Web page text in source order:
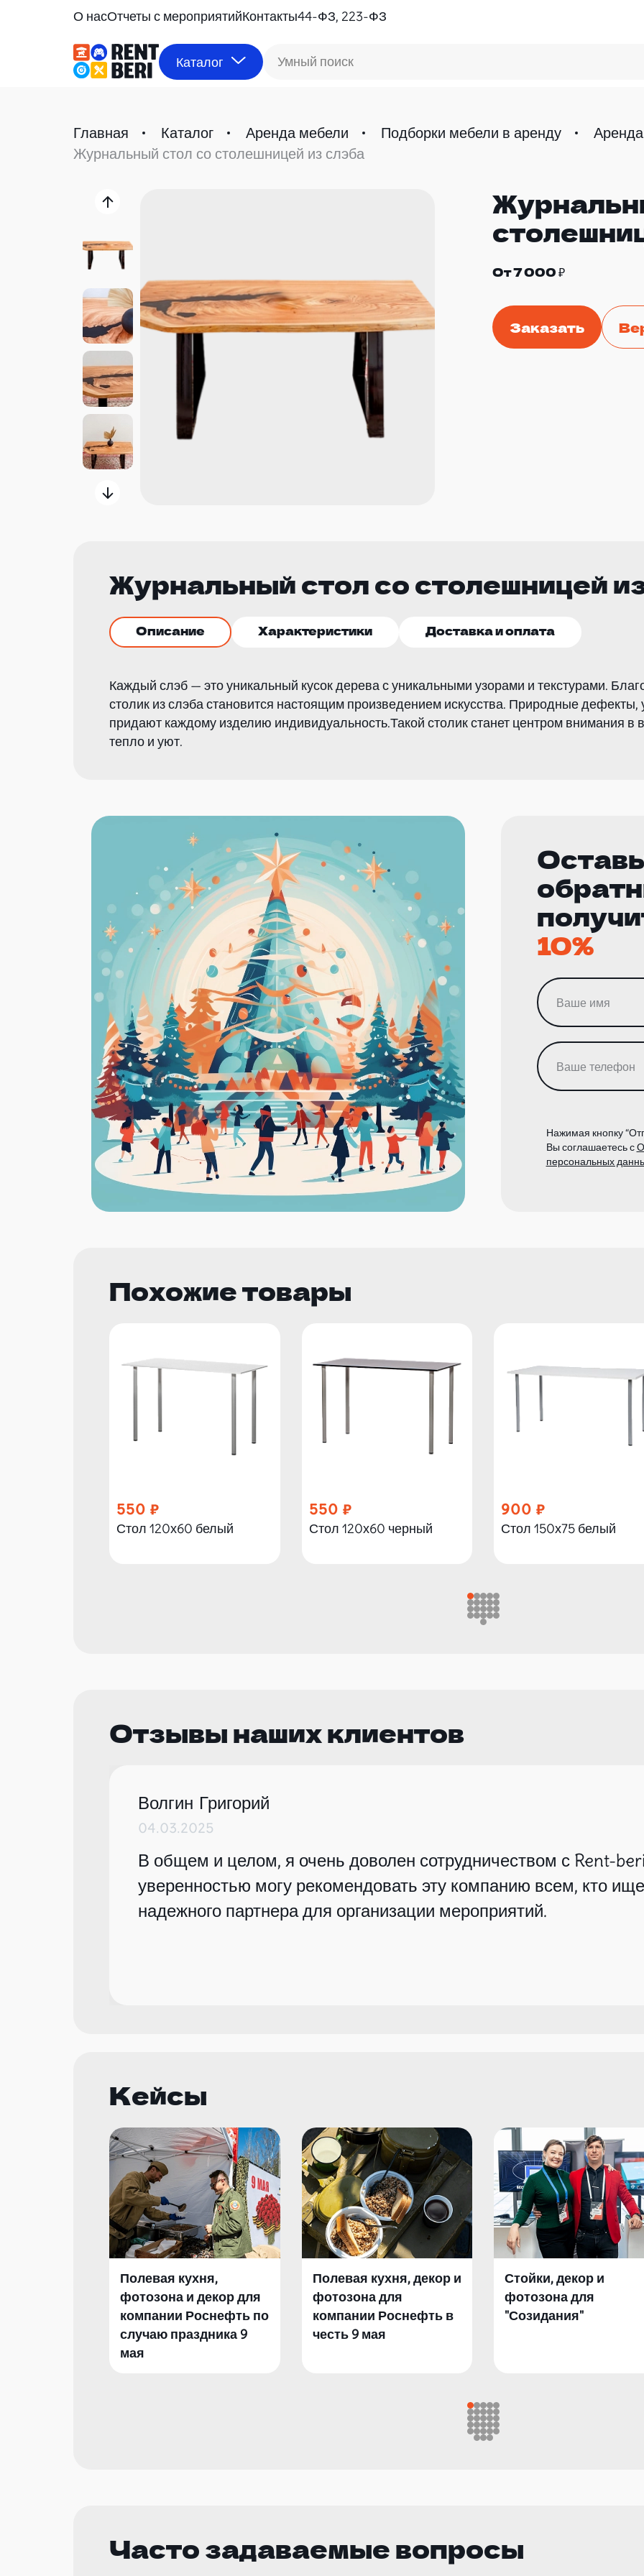
О насОтчеты с мероприятийКонтакты44-ФЗ, 223-ФЗ
Каталог Умный поиск
Главная Каталог Аренда мебели Подборки мебели в аренду
Журнальный стол со столешницей из слэба
От 7 000 ₽
Заказать
Журнальный стол со столешницей
Описание Характеристики Доставка и оплата
Каждый слэб — это уникальный кусок дерева с уникальными узорами и текстурами.
столик из слэба становится настоящим произведением искусства. Природные дефекты,
придают каждому изделию индивидуальность.Такой столик станет центром внимания в
тепло и уют.
10%
Нажимая кнопку
Вы соглашаетесь с
персональных
Похожие товары
550
Стол 120х60 белый
550
Стол 120х60 черный
900
Стол 150х75 белый
Отзывы наших клиентов
Волгин Григорий
04.03.2025
В общем и целом, я очень доволен сотрудничеством с Rent-
уверенностью могу рекомендовать эту компанию всем, кто
надежного партнера для организации мероприятий.
Кейсы
Полевая кухня,
фотозона и декор для
компании Роснефть по
случаю праздника 9
мая
Полевая кухня, декор и
фотозона для
компании Роснефть в
честь 9 мая
Стойки, декор и
фотозона для
"Созидания"
Часто задаваемые вопросы